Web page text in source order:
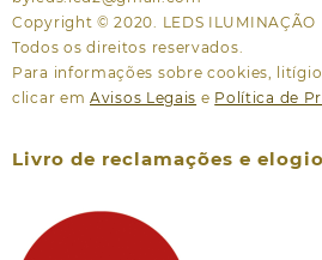
Copyright © 2020. LEDS ILUMINAÇÃO
Todos os direitos reservados.
Para informações sobre cookies,
clicar em Avisos Legais e Política de
Livro de reclamações e